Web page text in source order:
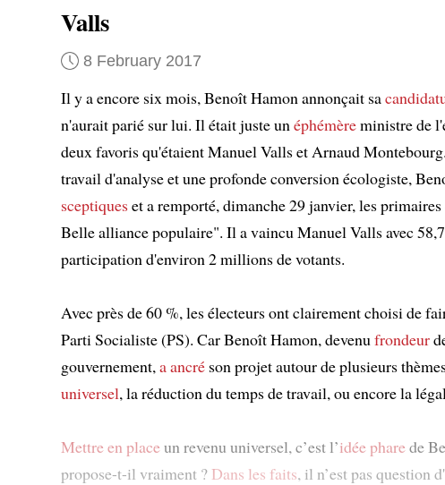
Valls
8 February 2017
Il y a encore six mois, Benoît Hamon annonçait sa
n'aurait parié sur lui. Il était juste un éphémèreministre de
deux favoris qu'étaient Manuel Valls et Arnaud
travail d'analyse et une profonde conversion écologiste,
sceptiqueset a remporté, dimanche 29 janvier, les
Belle alliance populaire". Il a vaincu Manuel Valls avec
participation d'environ 2 millions de votants.
Avec près de 60 %, les électeurs ont clairement choisi de
Parti Socialiste (PS). Car Benoît Hamon, devenu frondeur
gouvernement, a ancré son projet autour de plusieurs
universel, la réduction du temps de travail, ou encore la
Mettre en placeun revenu universel, c’est l’idée pharede
propose-t-il vraiment ? Dans les faits, il n’est pas question